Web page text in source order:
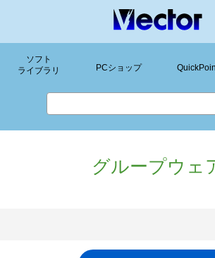
ソフト
ライブラリ
PCショップ
グループウェ